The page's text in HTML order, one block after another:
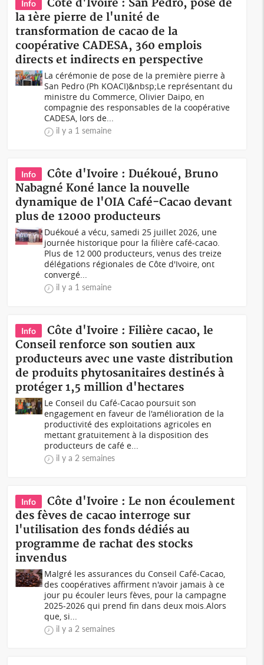
Info
Côte d'Ivoire : San Pedro, pose de
la 1ère pierre de l'unité de
transformation de cacao de la
coopérative CADESA, 360 emplois
directs et indirects en perspective
La cérémonie de pose de la première pierre à
San Pedro (Ph KOACI)&nbsp;Le représentant du
ministre du Commerce, Olivier Daipo, en
compagnie des responsables de la coopérative
CADESA, lors de...
il y a 1 semaine
Info
Côte d'Ivoire : Duékoué, Bruno
Nabagné Koné lance la nouvelle
dynamique de l'OIA Café-Cacao devant
plus de 12000 producteurs
Duékoué a vécu, samedi 25 juillet 2026, une
journée historique pour la filière café-cacao.
Plus de 12 000 producteurs, venus des treize
délégations régionales de Côte d'Ivoire, ont
convergé...
il y a 1 semaine
Info
Côte d'Ivoire : Filière cacao, le
Conseil renforce son soutien aux
producteurs avec une vaste distribution
de produits phytosanitaires destinés à
protéger 1,5 million d'hectares
Le Conseil du Café-Cacao poursuit son
engagement en faveur de l'amélioration de la
productivité des exploitations agricoles en
mettant gratuitement à la disposition des
producteurs de café e...
il y a 2 semaines
Info
Côte d'Ivoire : Le non écoulement
des fèves de cacao interroge sur
l'utilisation des fonds dédiés au
programme de rachat des stocks
invendus
Malgré les assurances du Conseil Café-Cacao,
des coopératives affirment n'avoir jamais à ce
jour pu écouler leurs fèves, pour la campagne
2025-2026 qui prend fin dans deux mois.Alors
que, si...
il y a 2 semaines